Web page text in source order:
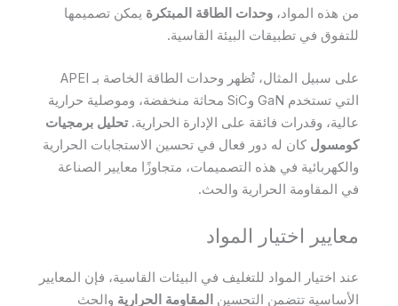
من هذه المواد، وحدات الطاقة المبتكرة يمكن تصميمها
للتفوق في تطبيقات البيئة القاسية.
على سبيل المثال، تُظهر وحدات الطاقة الخاصة بـ APEI
التي تستخدم GaN وSiC محاثة منخفضة، وموصلية حرارية
عالية، وقدرات فائقة على الإدارة الحرارية.تحليل برمجيات
كومسول كان له دور فعال في تحسين الاستجابات الحرارية
والكهربائية في هذه التصميمات، متجاوزًا معايير الصناعة
في المقاومة الحرارية والحث.
معايير اختيار المواد
عند اختيار المواد للتغليف في البيئات القاسية، فإن المعايير
الأساسية تتضمن التحسين المقاومة الحرارية والحث